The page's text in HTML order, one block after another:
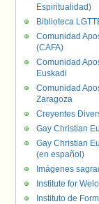
Espiritualidad)
Biblioteca
Comunidad
(CAFA)
Comunidad
Euskadi
Comunidad
Zaragoza
Creyentes
Gay Christian
Gay Christian
(en español)
Imágenes
Institute for
Instituto de